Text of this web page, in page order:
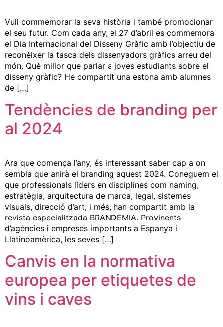
Vull commemorar la seva història i també promocionar
el seu futur. Com cada any, el 27 d’abril es commemora
el Dia Internacional del Disseny Gràfic amb l’objectiu de
reconèixer la tasca dels dissenyadors gràfics arreu del
món. Què millor que parlar a joves estudiants sobre el
disseny gràfic? He compartit una estona amb alumnes
de […]
Tendències de branding per
al 2024
Ara que comença l’any, és interessant saber cap a on
sembla que anirà el branding aquest 2024. Coneguem el
que professionals líders en disciplines com naming,
estratègia, arquitectura de marca, legal, sistemes
visuals, direcció d’art, i més, han compartit amb la
revista especialitzada BRANDEMIA. Provinents
d’agències i empreses importants a Espanya i
Llatinoamèrica, les seves […]
Canvis en la normativa
europea per etiquetes de
vins i caves